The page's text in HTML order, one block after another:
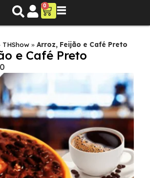
0
THShow » Arroz, Feijão e Café Preto
e Café Preto